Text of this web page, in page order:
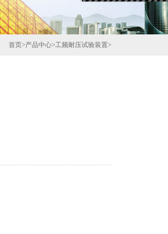
首页>产品中心>工频耐压试验装置>